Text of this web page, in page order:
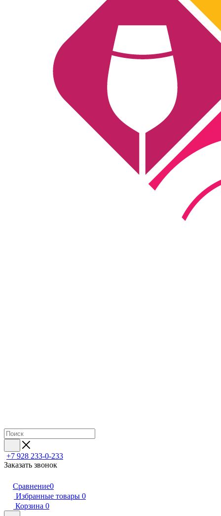
+7 928 233-0-233
Заказать звонок
Сравнение0
Избранные товары 0
Корзина 0